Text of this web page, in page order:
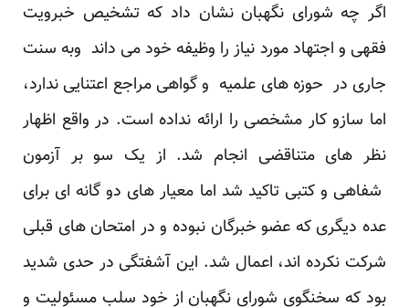
اگر چه شورای نگهبان نشان داد که تشخیص خبرویت
فقهی و اجتهاد مورد نیاز را وظیفه خود می داند وبه سنت
جاری در حوزه های علمیه و گواهی مراجع اعتنایی ندارد،
اما سازو کار مشخصی را ارائه نداده است. در واقع اظهار
نظر های متناقضی انجام شد. از یک سو بر آزمون
شفاهی و کتبی تاکید شد اما معیار های دو گانه ای برای
عده دیگری که عضو خبرگان نبوده و در امتحان های قبلی
شرکت نکرده اند، اعمال شد. این آشفتگی در حدی شدید
بود که سخنگوی شورای نگهبان از خود سلب مسئولیت و